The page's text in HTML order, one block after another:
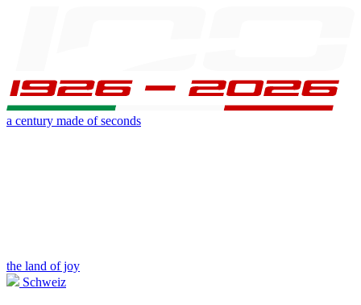
a century made of seconds
the land of joy
Schweiz